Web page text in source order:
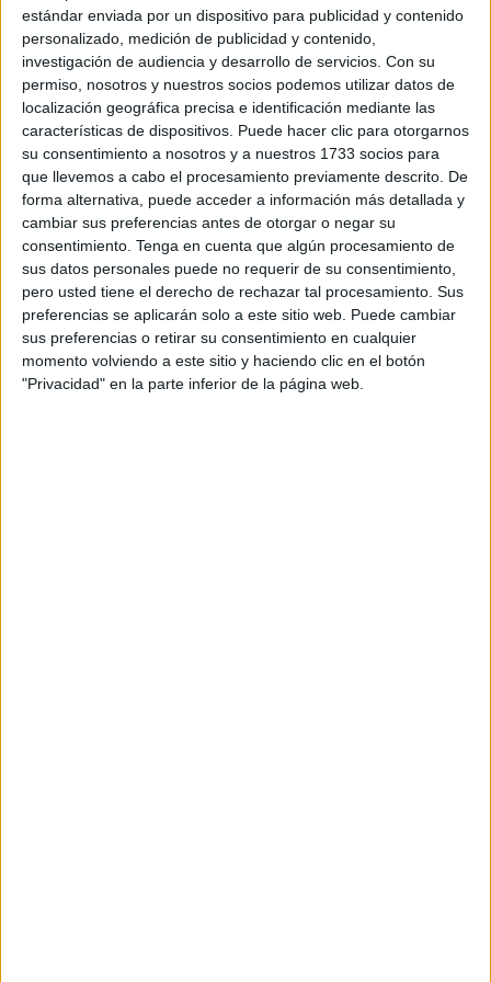
estándar enviada por un dispositivo para publicidad y contenido
personalizado, medición de publicidad y contenido,
investigación de audiencia y desarrollo de servicios. Con su
permiso, nosotros y nuestros socios podemos utilizar datos de
localización geográfica precisa e identificación mediante las
características de dispositivos. Puede hacer clic para otorgarnos
su consentimiento a nosotros y a nuestros 1733 socios para
que llevemos a cabo el procesamiento previamente descrito. De
forma alternativa, puede acceder a información más detallada y
cambiar sus preferencias antes de otorgar o negar su
consentimiento. Tenga en cuenta que algún procesamiento de
sus datos personales puede no requerir de su consentimiento,
pero usted tiene el derecho de rechazar tal procesamiento. Sus
preferencias se aplicarán solo a este sitio web. Puede cambiar
sus preferencias o retirar su consentimiento en cualquier
momento volviendo a este sitio y haciendo clic en el botón
"Privacidad" en la parte inferior de la página web.
toque estaba siendo los primeros minutos.
El Racing iba a ser el primero en golpear.Andrés Martín
bajaba un balón y se lo filtraba a Guliashvili. El ariete
georgiano se plantó frente a Guille y la mandó a dormir con
calidad. Malas caras en el Ceuta y celebración en el líder
que disfrutaba de un primero.
Cambio de planes, cambio de caras.Fuera de juego por
medio cuerpo (según mostró la tecnología) y de nuevo
resultado a gafas.
El partido atravesaba por momentos dulces para los
cántabros.Maguette Gueye remató a balón parado un
balón. Martilleó la bola con la cabeza y se fue rozando